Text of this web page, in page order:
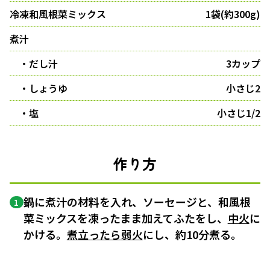
冷凍和風根菜ミックス
1袋(約300g)
煮汁
・だし汁
3カップ
・しょうゆ
小さじ2
・塩
小さじ1/2
作り方
1 鍋に煮汁の材料を入れ、ソーセージと、和風根
菜ミックスを凍ったまま加えてふたをし、 中火に
かける。 煮立ったら弱火にし、約10分煮る。